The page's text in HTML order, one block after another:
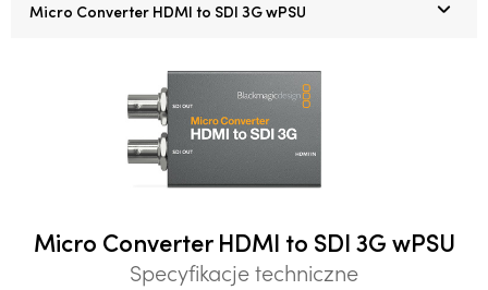
Austria
China
Denmark
Micro Converter HDMI to SDI 3G wPSU
Micro Converter HDMI to SDI 3G wPSU
Specyfikacje techniczne